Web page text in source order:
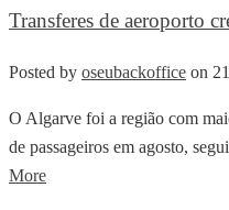
Transferes de aeroporto
Posted by oseubackoffice on
O Algarve foi a região com
de passageiros em agosto,
More